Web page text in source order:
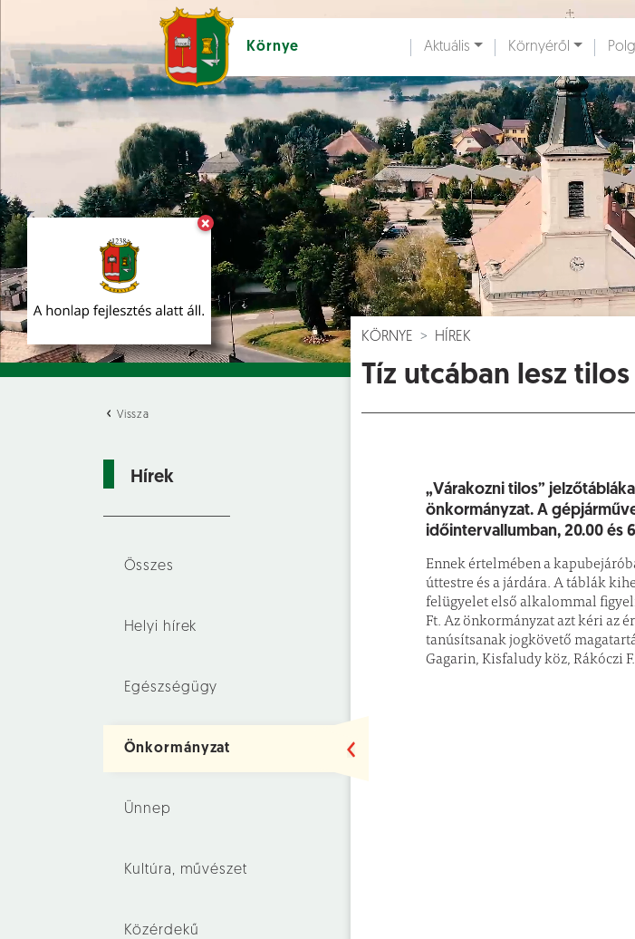
×
Környe
Ugrás a fő tartalomhoz
Aktuális Környéről
Vissza
Hírek
Összes
Helyi hírek
Egészségügy
Önkormányzat
Ünnep
Kultúra, művészet
Közérdekű
KÖRNYE HÍREK
Tíz utcában lesz
„Várakozni tilos”
önkormányzat. A
időintervallumban, 20.00 és
Ennek értelmében a
úttestre és a járdára. A táblák
felügyelet első alkalommal
Ft. Az önkormányzat azt kéri az
tanúsítsanak jogkövető
Gagarin, Kisfaludy köz, Rákóczi
Hírek [ Események []